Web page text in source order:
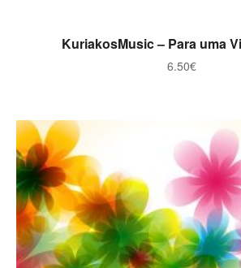
ADICIONAR
KuriakosMusic – Para uma
6.50€